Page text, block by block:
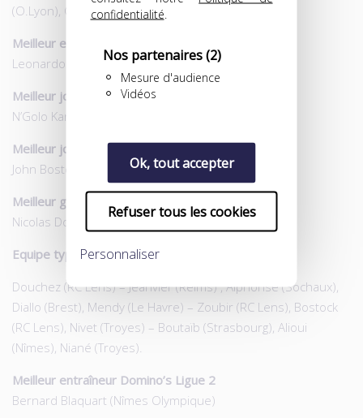
confidentialité
Nos partenaires(2)
Mesure d'audience
Vidéos
Ok, tout accepter
Refuser tous les cookies
Personnaliser
(O.Lyon), Cavani (Paris SG), Mbappé (AS Monaco).
Meilleur entraîneur Ligue 1
Leonardo Jardim (AS Monaco)
Meilleur joueur français de l’étranger
N’Golo Kanté (Chelsea)
Meilleur joueur de Domino’s Ligue 2
John Bostock (RC Lens)
Meilleur gardien de Domino’s Ligue 2
Nicolas Douchez (RC Lens)
Equipe type deDomino’s Ligue 2
Douchez (RC Lens) – Jeanvier (Reims) , Alphonse (Sochaux),
Diallo (Brest), Mendy (Le Havre) – Zoubir (RC Lens), Bostock
(RC Lens), Nivet (Troyes) – Boutaïb (Strasbourg), Alioui
(Nîmes), Niané (Troyes).
Meilleur entraîneur Domino’s Ligue 2
Bernard Blaquart (Nîmes Olympique)